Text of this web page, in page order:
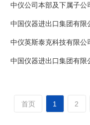
中仪公司本部及下属子公
中国仪器进出口集团有
中仪英斯泰克科技有限公
中国仪器进出口集团有
首页 1 2